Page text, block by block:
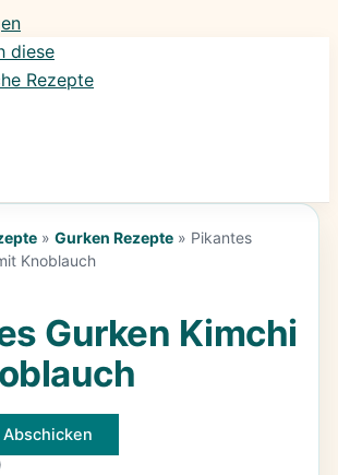
» Gurken Rezepte» Pikantes
Knoblauch
Gurken Kimchi